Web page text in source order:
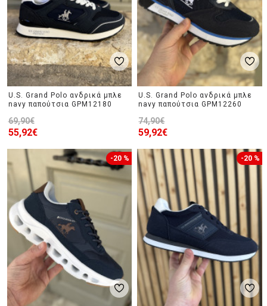
U.S. Grand Polo ανδρικά μπλε
navy παπούτσια GPM12180
55,92€
69,90€
U.S. Grand Polo ανδρικά μπλε
navy παπούτσια GPM12260
59,92€
74,90€
-20 % -20 %